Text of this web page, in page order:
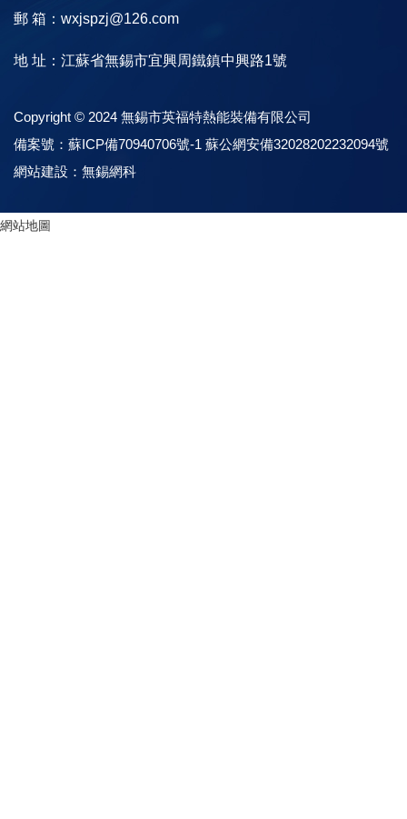
郵 箱：wxjspzj@126.com
地 址：江蘇省無錫市宜興周鐵鎮中興路1號
Copyright © 2024 無錫市英福特熱能裝備有限公司
備案號： 蘇ICP備70940706號-1 蘇公網安備32028202232094號
網站建設： 無錫網科
網站地圖